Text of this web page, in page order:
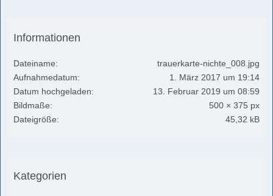
Informationen
Dateiname
trauerkarte-nichte_008.jpg
Aufnahmedatum
1. März 2017 um 19:14
Datum hochgeladen
13. Februar 2019 um 08:59
Bildmaße
500 × 375 px
Dateigröße
45,32 kB
Kategorien